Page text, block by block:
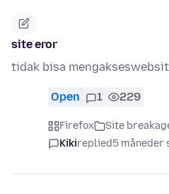
site eror
tidak bisa
Open 1 229
Firefox Site
Kikireplied5 måneder